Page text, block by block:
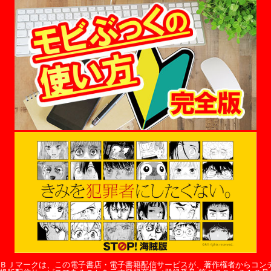
Ｊマークは、この電子書店・電子書籍配信サービスが、著作権者からコン